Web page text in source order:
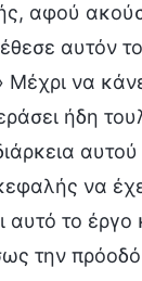
αφού
αυτόν
να
ήδη
να
το έργο
την πρόοδό